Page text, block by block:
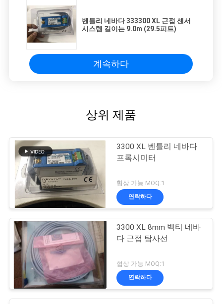
호
벤틀리 네바다 333300 XL 근접 센서
시스템 길이는 9.0m (29.5피트)
계속하다
상위 제품
3300 XL 벤틀리 네바다
프록시미터
협상 가능 MOQ:1
연락하다
3300 XL 8mm 벡티 네바
다 근접 탐사선
협상 가능 MOQ:1
연락하다